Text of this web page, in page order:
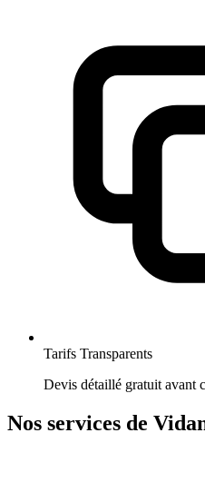
Tarifs Transparents
Devis détaillé gratuit avant
Nos services de